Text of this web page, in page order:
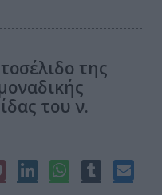
της
του ν.